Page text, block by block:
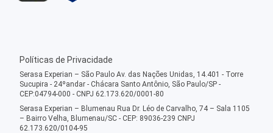
Políticas de Privacidade
Serasa Experian – São Paulo Av. das Nações Unidas, 14.401 - Torre
Sucupira - 24ºandar - Chácara Santo Antônio, São Paulo/SP -
CEP:04794-000 - CNPJ 62.173.620/0001-80
Serasa Experian – Blumenau Rua Dr. Léo de Carvalho, 74 – Sala 1105
– Bairro Velha, Blumenau/SC - CEP: 89036-239 CNPJ
62.173.620/0104-95